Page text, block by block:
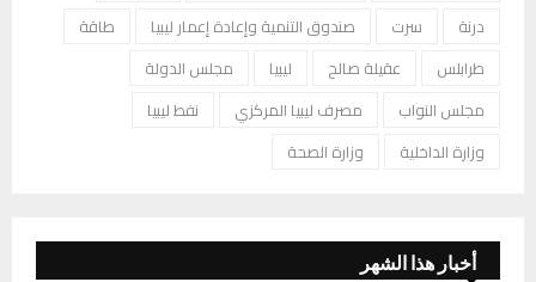
درنة
سرت صندوق التنمية وإعادة إعمار ليبيا
طاقة
طرابلس
عقيلة صالح ليبيا
مجلس الدولة
مجلس النواب
مصرف ليبيا المركزي
نفط ليبيا
وزارة الداخلية
وزارة الصحة
أخبار هذا الشهر